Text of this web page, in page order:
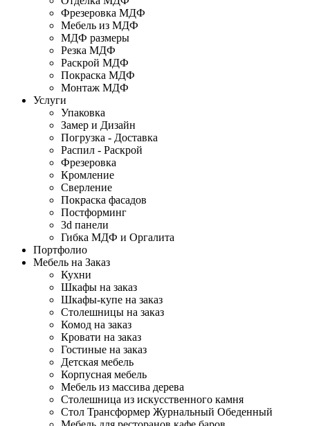
Фрезеровка МДФ
Мебель из МДФ
МДФ размеры
Резка МДФ
Раскрой МДФ
Покраска МДФ
Монтаж МДФ
Услуги
Упаковка
Замер и Дизайн
Погрузка - Доставка
Распил - Раскрой
Фрезеровка
Кромление
Сверление
Покраска фасадов
Постформинг
3d панели
Гибка МДФ и Оргалита
Портфолио
Мебель на Заказ
Кухни
Шкафы на заказ
Шкафы-купе на заказ
Столешницы на заказ
Комод на заказ
Кровати на заказ
Гостиные на заказ
Детская мебель
Корпусная мебель
Мебель из массива дерева
Столешница из искусственного камня
Стол Трансформер Журнальный Обеденный